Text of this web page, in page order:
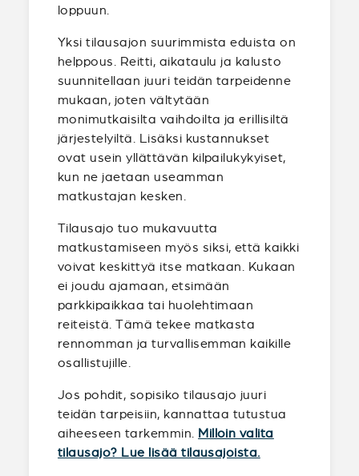
loppuun.
Yksi tilausajon suurimmista eduista on
helppous. Reitti, aikataulu ja kalusto
suunnitellaan juuri teidän tarpeidenne
mukaan, joten vältytään
monimutkaisilta vaihdoilta ja erillisiltä
järjestelyiltä. Lisäksi kustannukset
ovat usein yllättävän kilpailukykyiset,
kun ne jaetaan useamman
matkustajan kesken.
Tilausajo tuo mukavuutta
matkustamiseen myös siksi, että kaikki
voivat keskittyä itse matkaan. Kukaan
ei joudu ajamaan, etsimään
parkkipaikkaa tai huolehtimaan
reiteistä. Tämä tekee matkasta
rennomman ja turvallisemman kaikille
osallistujille.
Jos pohdit, sopisiko tilausajo juuri
teidän tarpeisiin, kannattaa tutustua
aiheeseen tarkemmin. Milloin valita
tilausajo? Lue lisää tilausajoista.